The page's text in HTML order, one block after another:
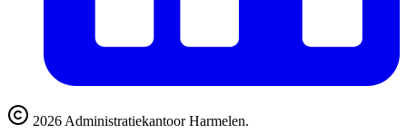
2026 Administratiekantoor Harmelen.